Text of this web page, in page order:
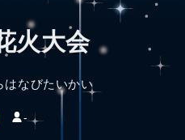
火大会
はなびたいかい
-